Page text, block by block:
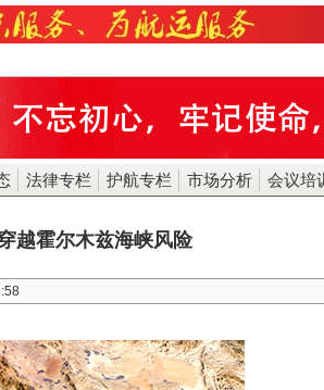
法律专栏 护航专栏 市场分析 会议培
越霍尔木兹海峡风险